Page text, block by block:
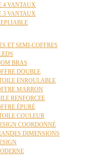
4 VANTAUX
3 VANTAUX
ET SEMI-COFFRES
BRAS
DOUBLE
ENROULABLE
MARRON
RENFORCEE
ÉPURÉ
COULEUR
COORDONNÉ
DIMENSIONS